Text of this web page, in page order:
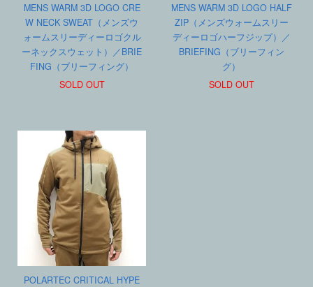
MENS WARM 3D LOGO CRE
W NECK SWEAT（メンズウ
ォームスリーディーロゴクル
ーネックスウェット）／BRIE
FING（ブリーフィング）
SOLD OUT
MENS WARM 3D LOGO HALF
ZIP（メンズウォームスリー
ディーロゴハーフジップ）／
BRIEFING（ブリーフィン
グ）
SOLD OUT
POLARTEC CRITICAL HYPE